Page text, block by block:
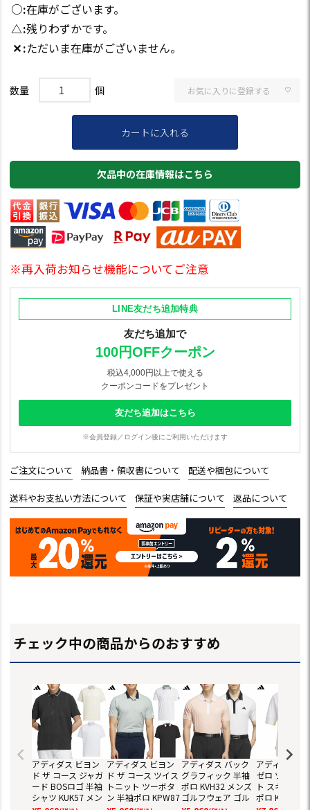
○ 在庫がございます。
△ 残りわずかです。
✕ ただいま在庫がございません。
お気に入りに登録する
カートに入れる
欠品中の在庫情報はこちら
※再入荷お知らせ機能についてご注意
LINE友だち追加特典
友だち追加で
100円OFFクーポン
税込4,000円以上で使える
クーポンコードをプレゼント
友だち追加はこちら
※会員登録／ログイン後にご利用いただけます
ご注文について 納品書・領収書について 配送や梱包について
送料やお支払い方法について 保証や実店舗について 返品について
チェック中の商品からのおすすめ
アディダス ビヨン
ド ザ コース ジャガ
ード BOSロゴ 半袖
シャツ KUK57 メン
アディダス ビヨン
ド ザ コース ツイス
トニット ツーボタ
ン 半袖ポロ KPW87
アディダス バック
グラフィック 半袖
ポロ KVH32 メンズ
ゴルフウェア ゴル
アディダス ア
ゼロ ツイス
ト スキッパ
ポロ KUK62